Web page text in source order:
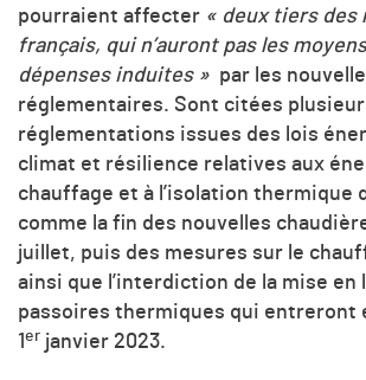
pourraient affecter « deux tiers des
français, qui n’auront pas les
dépenses induites » par les
réglementaires. Sont citées
réglementations issues des lois
climat et résilience relatives aux
chauffage et à l’isolation thermique
comme la fin des nouvelles
juillet, puis des mesures sur le
ainsi que l’interdiction de la mise en
passoires thermiques qui entreront
1 er janvier 2023.